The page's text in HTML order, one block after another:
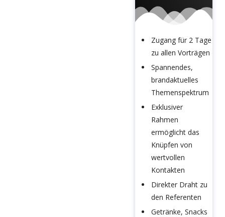
Zugang für 2 Tage
zu allen Vorträgen
Spannendes,
brandaktuelles
Themenspektrum
Exklusiver
Rahmen
ermöglicht das
Knüpfen von
wertvollen
Kontakten
Direkter Draht zu
den Referenten
Getränke, Snacks